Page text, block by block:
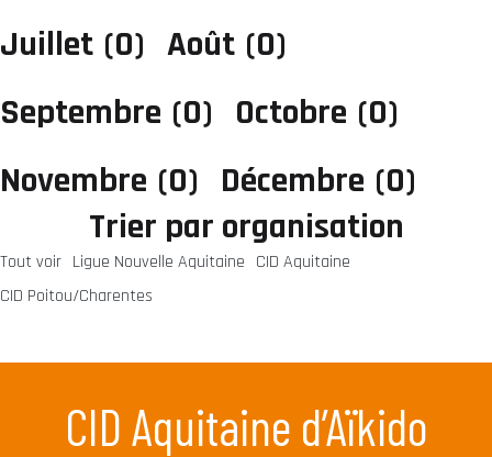
Juillet (0) Août (0)
Septembre (0) Octobre (0)
Novembre (0) Décembre (0)
Trier par organisation
Tout voir Ligue Nouvelle Aquitaine CID Aquitaine
CID Poitou/Charentes
CID Aquitaine d’Aïkido